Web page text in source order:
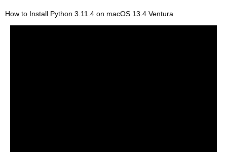
How to Install Python 3.11.4 on macOS 13.4 Ventura